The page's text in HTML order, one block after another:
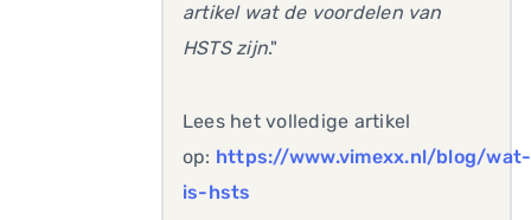
artikel wat de voordelen van
HSTS zijn."
Lees het volledige artikel
op: https://www.vimexx.nl/blog/wat-
is-hsts